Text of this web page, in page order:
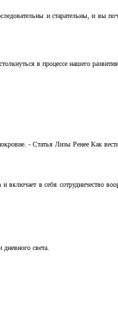
и старательны, и вы
в процессе нашего
- Статья Лизы Ренее Как
включает в себя сотрудничество
света.